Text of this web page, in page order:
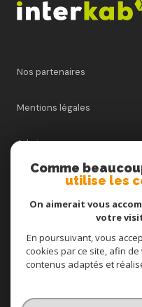
Nos partenaires
Mentions légales
Admin
Nos honoraires
Cookies
© 2026 | Tous droits réservés
Comme
utilise les
On aimerait vous
votre
En poursuivant, vous
cookies par ce site, afin
contenus adaptés et